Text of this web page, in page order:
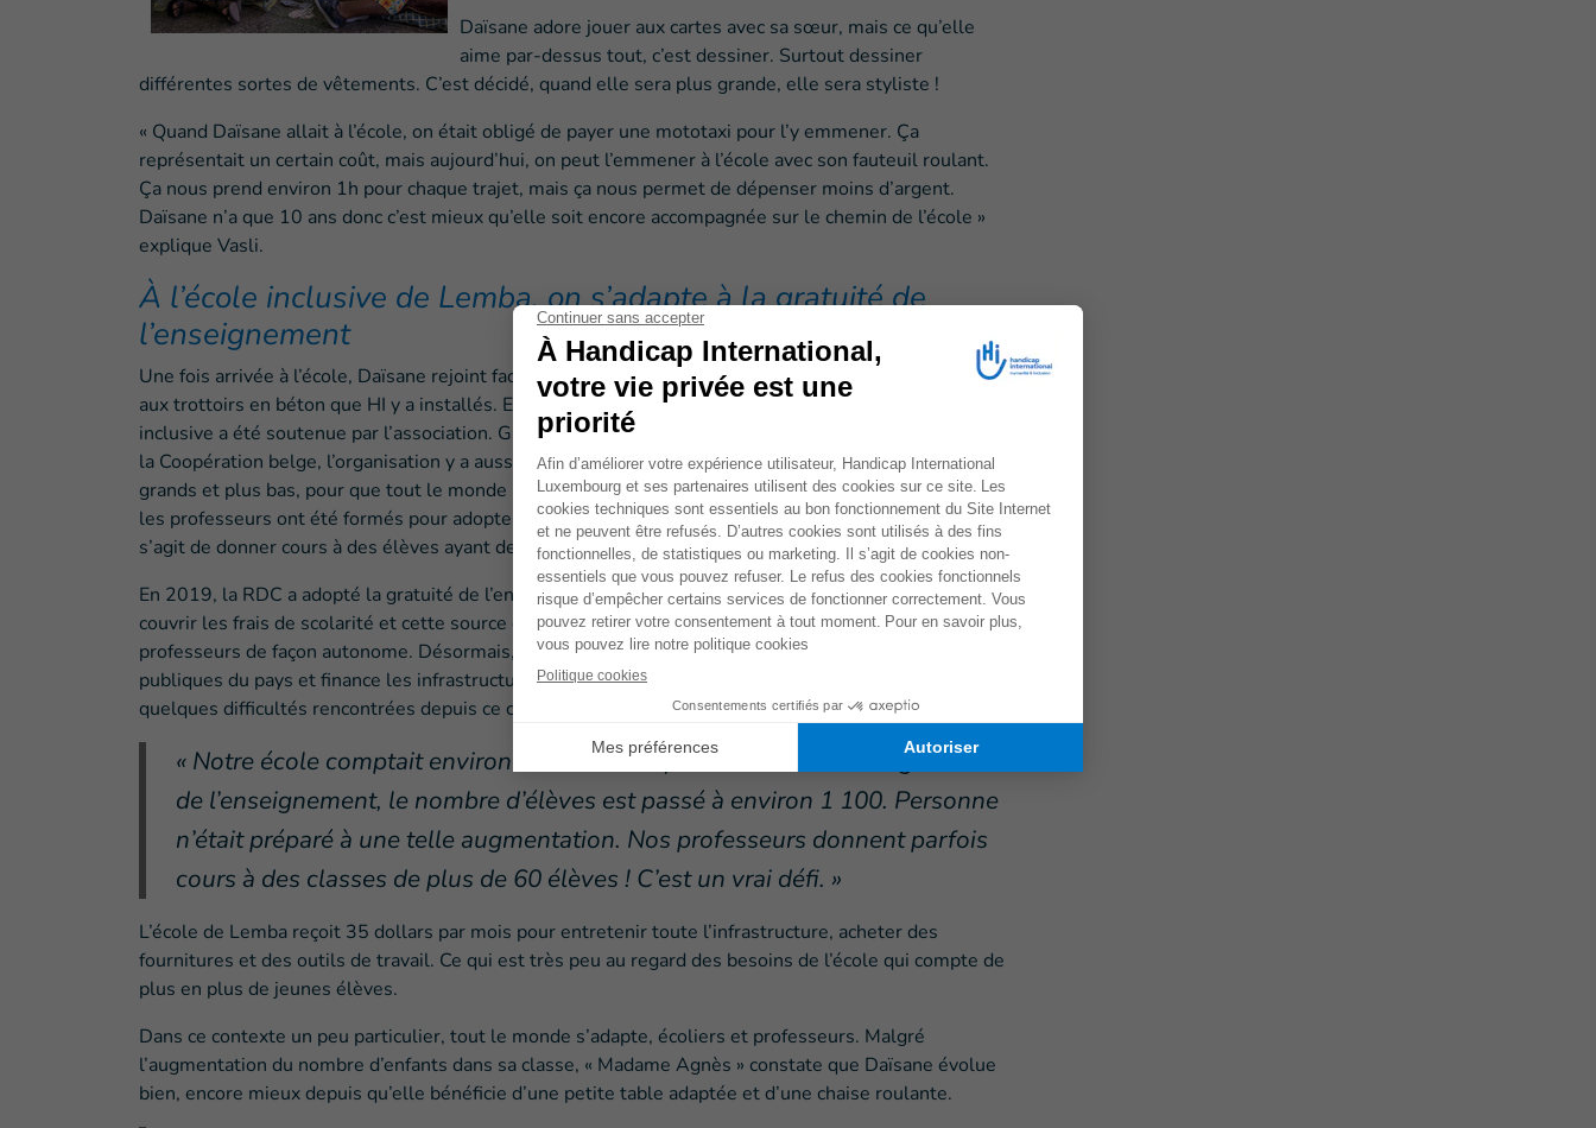
Daïsane adore jouer aux cartes avec sa sœur, mais ce qu’elle
aime par-dessus tout, c’est dessiner. Surtout dessiner
différentes sortes de vêtements. C’est décidé, quand elle sera plus grande, elle sera styliste !
« Quand Daïsane allait à l’école, on était obligé de payer une mototaxi pour l’y emmener. Ça
représentait un certain coût, mais aujourd’hui, on peut l’emmener à l’école avec son fauteuil roulant.
Ça nous prend environ 1h pour chaque trajet, mais ça nous permet de dépenser moins d’argent.
Daïsane n’a que 10 ans donc c’est mieux qu’elle soit encore accompagnée sur le chemin de l’école »
explique Vasli.
À l’école inclusive de Lemba, on s’adapte à la gratuité de
l’enseignement
Une fois arrivée à l’école, Daïsane rejoint facilement sa classe grâce
aux trottoirs en béton que HI y a installés. En effet, cette école
inclusive a été soutenue par l’association. Grâce aux financements de
la Coopération belge, l’organisation y a aussi installé des tableaux plus
grands et plus bas, pour que tout le monde puisse y avoir accès. Enfin,
les professeurs ont été formés pour adopter les bons réflexes quand il
s’agit de donner cours à des élèves ayant des besoins spécifiques.
En 2019, la RDC a adopté la gratuité de l’enseignement. Jusqu’alors, les parents des élèves devaient
couvrir les frais de scolarité et cette source de revenus permettait aux écoles de rémunérer leurs
professeurs de façon autonome. Désormais, l’État rémunère les professeurs de la plupart des écoles
publiques du pays et finance les infrastructures directement. Le directeur de l’école fait part de
quelques difficultés rencontrées depuis ce changement.
« Notre école comptait environ 600 élèves il y a deux ans. Avec la gratuité
de l’enseignement, le nombre d’élèves est passé à environ 1 100. Personne
n’était préparé à une telle augmentation. Nos professeurs donnent parfois
cours à des classes de plus de 60 élèves ! C’est un vrai défi. »
L’école de Lemba reçoit 35 dollars par mois pour entretenir toute l’infrastructure, acheter des
fournitures et des outils de travail. Ce qui est très peu au regard des besoins de l’école qui compte de
plus en plus de jeunes élèves.
Dans ce contexte un peu particulier, tout le monde s’adapte, écoliers et professeurs. Malgré
l’augmentation du nombre d’enfants dans sa classe, « Madame Agnès » constate que Daïsane évolue
bien, encore mieux depuis qu’elle bénéficie d’une petite table adaptée et d’une chaise roulante.